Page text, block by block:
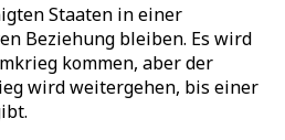
Staaten in einer
Beziehung bleiben. Es wird
kommen, aber der
wird weitergehen, bis einer